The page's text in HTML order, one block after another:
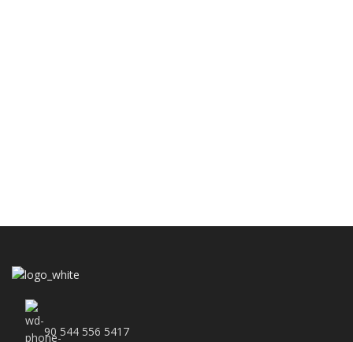
90 544 556 5417